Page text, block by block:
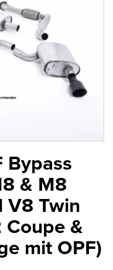
Bypass
& M8
V8 Twin
Coupe &
mit OPF)